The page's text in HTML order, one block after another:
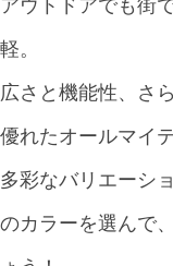
アウトドアでも街
軽。
広さと機能性、さ
優れたオールマイ
多彩なバリエーシ
のカラーを選んで